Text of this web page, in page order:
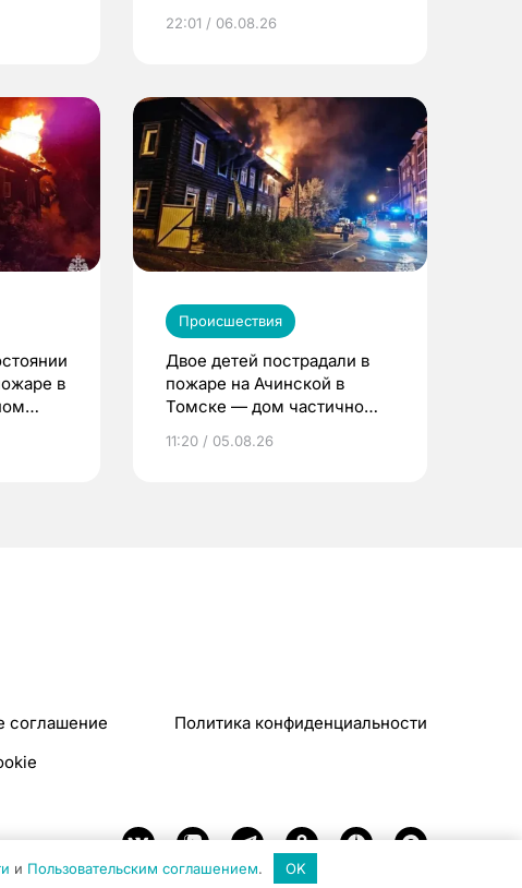
22:01 / 06.08.26
в
Происшествия
Двое детей пострадали в
пожаре на Ачинской в
Томске — дом частично
11:20 / 05.08.26
соглашение
Политика конфиденциальности
и Пользовательским соглашением. OK